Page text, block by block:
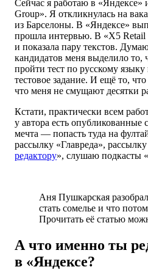
Сейчас я работаю в «Яндексе»
Group». Я откликнулась на
из Барселоны. В «Яндексе»
прошла интервью. В «Х5 Retail
и показала пару текстов.
кандидатов меня выделило то,
пройти тест по русскому
тестовое задание. И ещё то,
что меня не смущают десятки
Кстати, практически всем
у автора есть
мечта — попасть туда на
рассылку «Главреда», рассылку
редактору», слушаю подкасты
Аня Пушкарская
стать сомелье и что
Прочитать её статью
А что именно ты
в «Яндексе?